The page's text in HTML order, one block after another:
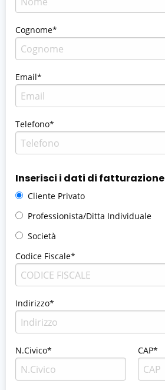
Cognome*
Email*
Telefono*
Inserisci i dati di fatturazione
Cliente Privato
Professionista/Ditta Individuale
Società
Codice Fiscale*
Indirizzo*
N.Civico* CAP*